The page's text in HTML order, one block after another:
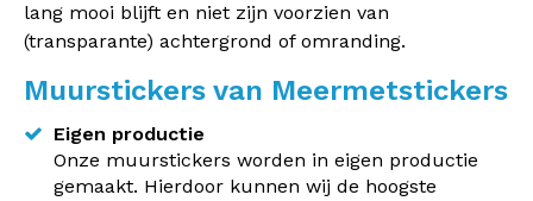
lang mooi blijft en niet zijn voorzien van
(transparante) achtergrond of omranding.
Muurstickers van Meermetstickers
Eigen productie
Onze muurstickers worden in eigen productie
gemaakt. Hierdoor kunnen wij de hoogste